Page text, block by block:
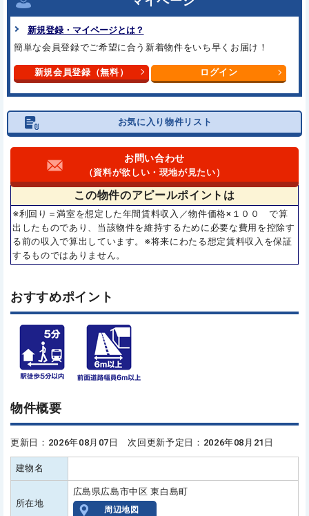
新規登録・マイページとは？
簡単な会員登録でご希望に合う新着物件をいち早くお届け！
新規会員登録（無料） ログイン
お気に入り物件リスト
お問い合わせ
（資料が欲しい・現地が見たい）
この物件のアピールポイントは
※利回り＝満室を想定した年間賃料収入／物件価格×１００ で算
出したものであり、当該物件を維持するために必要な費用を控除す
る前の収入で算出しています。※将来にわたる想定賃料収入を保証
するものではありません。
おすすめポイント
物件概要
更新日：2026年08月07日 次回更新予定日：2026年08月21日
建物名
所在地
広島県広島市中区 東白島町
周辺地図